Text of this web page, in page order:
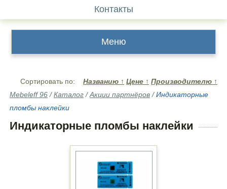
Контакты
Меню
Сортировать по: Названию ↑ Цене ↑ Производителю ↑
Mebeleff 96 /Каталог /Акции партнёров /Индикаторные
пломбы наклейки
Индикаторные пломбы наклейки